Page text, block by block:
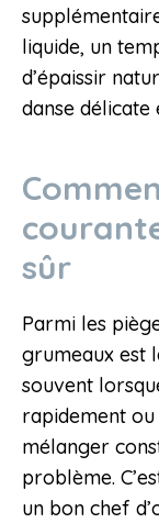
liquide, un
d’épaissir
danse délicate
sûr
Parmi les
grumeaux est
souvent
rapidement
mélanger
problème.
un bon chef